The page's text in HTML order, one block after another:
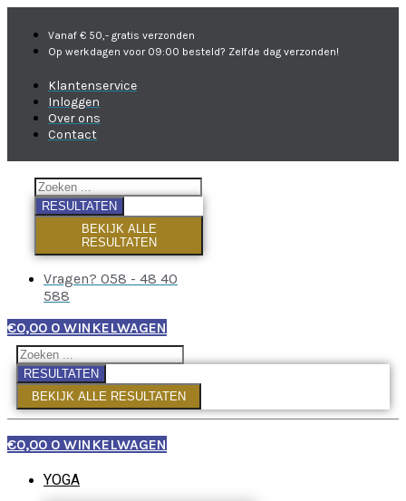
Vanaf € 50,- gratis verzonden
Op werkdagen voor 09:00 besteld? Zelfde dag verzonden!
Klantenservice
Inloggen
Over ons
Contact
RESULTATEN
BEKIJK ALLE
RESULTATEN
Vragen? 058 - 48 40
588
€0,00 0 WINKELWAGEN
RESULTATEN
BEKIJK ALLE RESULTATEN
€0,00 0 WINKELWAGEN
YOGA